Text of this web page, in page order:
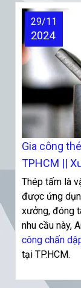
Gia công
TPHCM ||
Tại TPHCM
29/11
2024
Thép tấm là
được ứng
xưởng, đóng
nhu cầu này,
công chấn
tại TP.HCM.